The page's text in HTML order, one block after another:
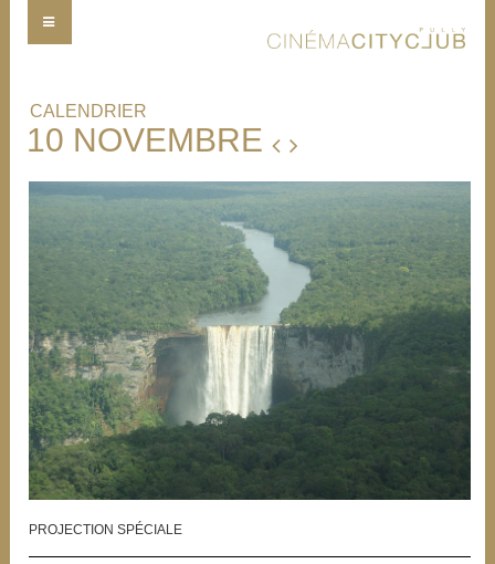
10 NOVEMBRE
PROJECTION SPÉCIALE
CALENDRIER